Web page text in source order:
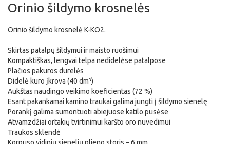
Orinio šildymo krosnelės
Orinio šildymo krosnelė K-KO2.
Skirtas patalpų šildymui ir maisto ruošimui
Kompaktiškas, lengvai telpa nedidelėse patalpose
Plačios pakuros durelės
Didelė kuro įkrova (40 dm³)
Aukštas naudingo veikimo koeficientas (72 %)
Esant pakankamai kamino traukai galima jungti į šildymo sienelę
Porankį galima sumontuoti abiejuose katilo pusėse
Atvamzdžiai ortakių tvirtinimui karšto oro nuvedimui
Traukos sklendė